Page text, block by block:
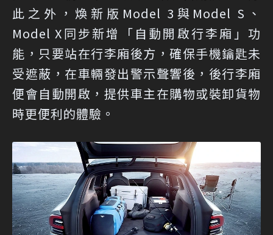
此之外，煥新版Model 3與Model S、
Model X同步新增「自動開啟行李廂」功
能，只要站在行李廂後方，確保手機鑰匙未
受遮蔽，在車輛發出警示聲響後，後行李廂
便會自動開啟，提供車主在購物或裝卸貨物
時更便利的體驗。